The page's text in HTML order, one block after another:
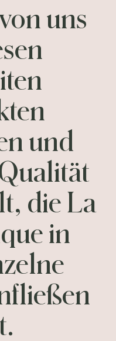
uns
und
die La
in